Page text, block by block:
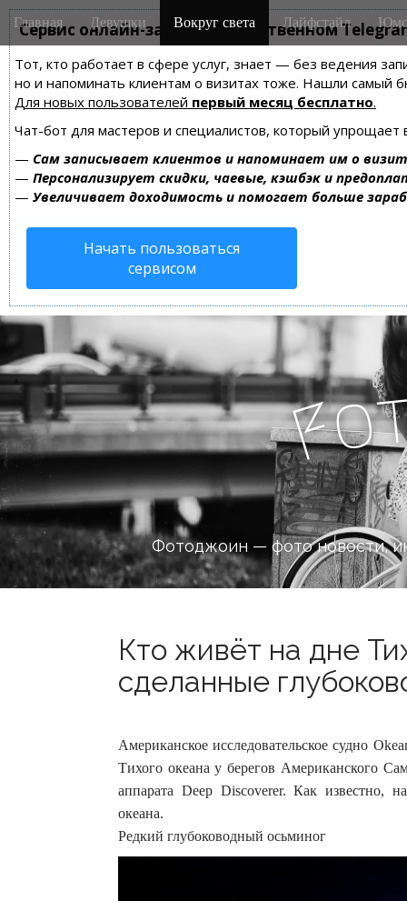
Сервис онлайн-записи на собственном
Тот, кто работает в сфере услуг, знает — без ведения
но и напоминать клиентам о визитах тоже. Нашли самый
Для новых пользователей первый месяц бесплатно.
Чат-бот для мастеров и специалистов, который упрощает
— Сам записывает клиентов и напоминает им о
— Персонализирует скидки, чаевые, кэшбэк и
— Увеличивает доходимость и помогает больше
Начать пользоваться
сервисом
M
a
n
m
e
n
u
i
Главная Девушки Вокруг света Лайфстайл
Fo
Фотоджоин — фото новости,
Кто живёт на дне
сделанные
Американское исследовательское судно
Тихого океана у берегов Американского
аппарата Deep Discoverer.Как известно,
океана.
Редкий глубоководный осьминог